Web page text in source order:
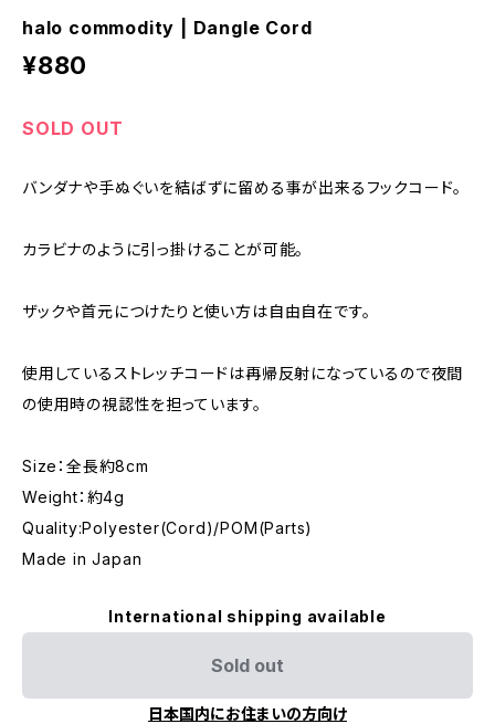
halo commodity | Dangle Cord
¥880
SOLD OUT
バンダナや手ぬぐいを結ばずに留める事が出来るフックコード。
カラビナのように引っ掛けることが可能。
ザックや首元につけたりと使い方は自由自在です。
使用しているストレッチコードは再帰反射になっているので夜間
の使用時の視認性を担っています。
Size：全長約8cm
Weight：約4g
Quality:Polyester(Cord)/POM(Parts)
Made in Japan
International shipping available
Sold out
日本国内にお住まいの方向け